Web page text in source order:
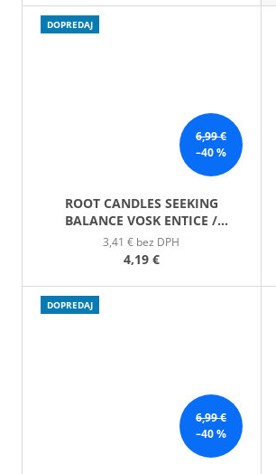
6,99 €
–40 %
DOPREDAJ
ROOT CANDLES SEEKING
BALANCE VOSK ENTICE /
VÁBENIE
3,41 € bez DPH
4,19 €
6,99 €
–40 %
DOPREDAJ